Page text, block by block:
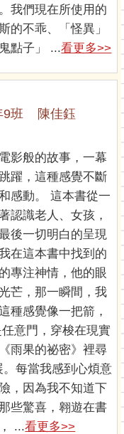
我們現在所使用的
的不乖、「怪異」
點子」 ...看更多>>
9班 陳佳鈺
影般的故事，一幕
躍，這種感覺不斷
感動。 這本書從一
認識老人、女孩，
後一切明白的呈現
在這本書中找到的
專注神情，他的眼
芒，那一瞬間，我
種感覺像一把箭，
意門，穿梭在現實
雨果的祕密》裡尋
每當我感到心煩意
，因為我不知道下
些驚喜，翱遊在書
...看更多>>